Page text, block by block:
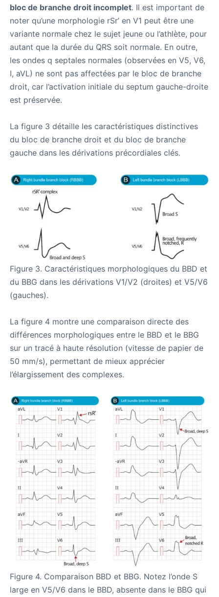
bloc de branche droit incomplet. Il est important de
noter qu’une morphologie rSr’ en V1 peut être une
variante normale chez le sujet jeune ou l’athlète, pour
autant que la durée du QRS soit normale. En outre,
les ondes q septales normales (observées en V5, V6,
I, aVL) ne sont pas affectées par le bloc de branche
droit, car l’activation initiale du septum gauche-droite
est préservée.
La figure 3 détaille les caractéristiques distinctives
du bloc de branche droit et du bloc de branche
gauche dans les dérivations précordiales clés.
Figure 3. Caractéristiques morphologiques du BBD et
du BBG dans les dérivations V1/V2 (droites) et V5/V6
(gauches).
La figure 4 montre une comparaison directe des
différences morphologiques entre le BBD et le BBG
sur un tracé à haute résolution (vitesse de papier de
50 mm/s), permettant de mieux apprécier
l’élargissement des complexes.
Figure 4. Comparaison BBD et BBG. Notez l’onde S
large en V5/V6 dans le BBD, absente dans le BBG qui